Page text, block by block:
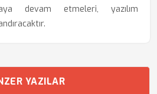
devam etmeleri, yazılım
YAZILAR